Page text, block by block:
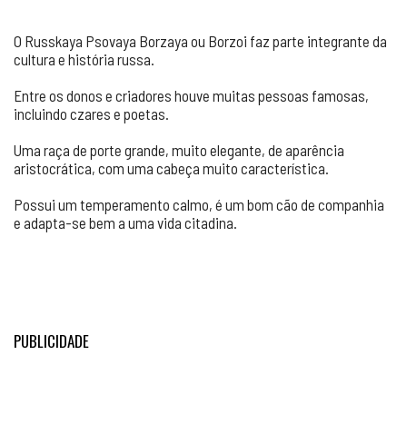
O Russkaya Psovaya Borzaya ou Borzoi faz parte integrante da
cultura e história russa.
Entre os donos e criadores houve muitas pessoas famosas,
incluindo czares e poetas.
Uma raça de porte grande, muito elegante, de aparência
aristocrática, com uma cabeça muito característica.
Possui um temperamento calmo, é um bom cão de companhia
e adapta-se bem a uma vida citadina.
PUBLICIDADE